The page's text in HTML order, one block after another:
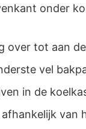
onder
over tot aan
vel
in de